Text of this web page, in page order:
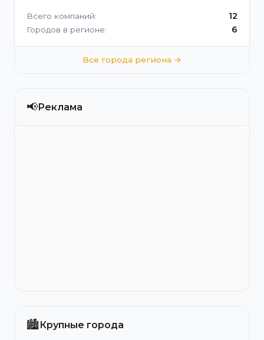
Всего компаний: 12
Городов в регионе: 6
Все города региона →
📢Реклама
🏙️Крупные города